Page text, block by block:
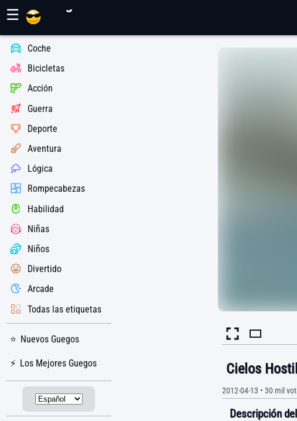
☰
Coche
Bicicletas
Acción
Guerra
Deporte
Aventura
Lógica
Rompecabezas
Habilidad
Niñas
Niños
Divertido
Arcade
Todas las etiquetas
Nuevos Guegos
Los Mejores Guegos Cielos
2012-04-13 • 30 mil
Descripción